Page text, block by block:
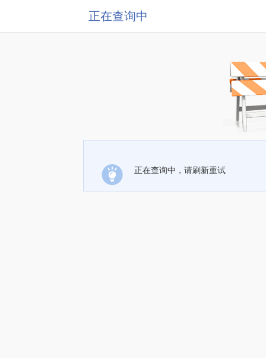
正在查询中
正在查询中，请刷新重试